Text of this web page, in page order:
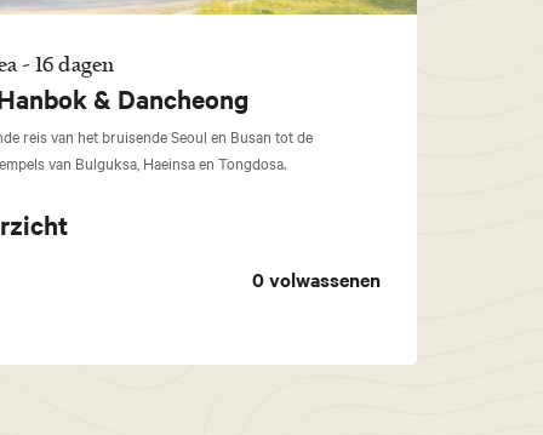
- 16 dagen
& Dancheong
reis van het bruisende Seoul en Busan tot de
van Bulguksa, Haeinsa en Tongdosa.
0volwassenen